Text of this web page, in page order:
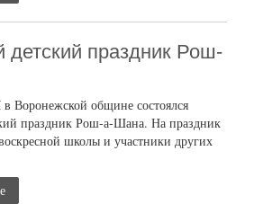
детский праздник Рош-
Воронежской общине состоялся
праздник Рош-а-Шана. На праздник
школы и участники других